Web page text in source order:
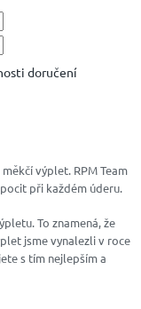
doručení
výplet. RPM Team
při každém úderu.
To znamená, že
jsme vynalezli v roce
s tím nejlepším a